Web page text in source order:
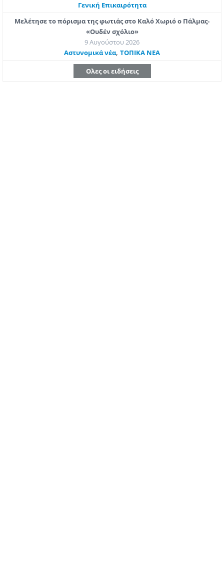
Γενική Επικαιρότητα
Μελέτησε το πόρισμα της φωτιάς στο Καλό Χωριό ο Πάλμας-
«Ουδέν σχόλιο»
9 Αυγούστου 2026
Aστυνομικά νέα, ΤΟΠΙΚΑ ΝΕΑ
Ολες οι ειδήσεις